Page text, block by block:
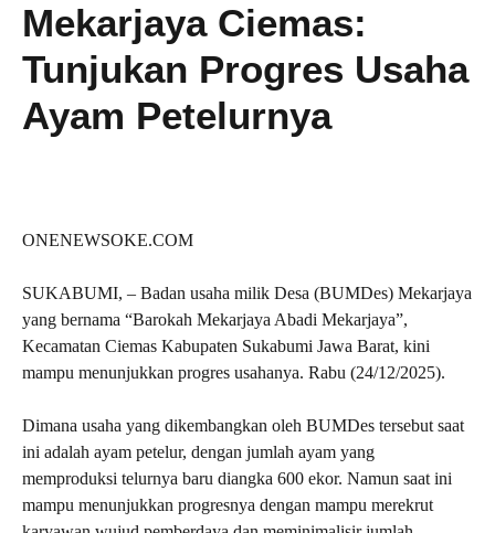
Mekarjaya Ciemas:
Tunjukan Progres Usaha
Ayam Petelurnya
ONENEWSOKE.COM
SUKABUMI, – Badan usaha milik Desa (BUMDes) Mekarjaya
yang bernama “Barokah Mekarjaya Abadi Mekarjaya”,
Kecamatan Ciemas Kabupaten Sukabumi Jawa Barat, kini
mampu menunjukkan progres usahanya. Rabu (24/12/2025).
Dimana usaha yang dikembangkan oleh BUMDes tersebut saat
ini adalah ayam petelur, dengan jumlah ayam yang
memproduksi telurnya baru diangka 600 ekor. Namun saat ini
mampu menunjukkan progresnya dengan mampu merekrut